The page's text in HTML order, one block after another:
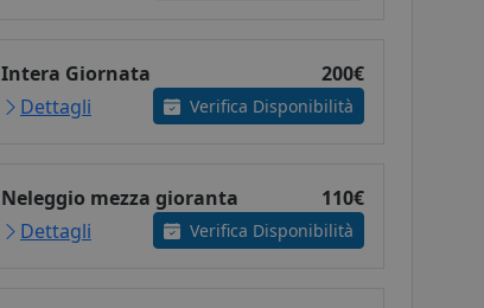
Intera Giornata
200€
Dettagli
Verifica Disponibilità
Neleggio mezza gioranta
110€
Dettagli
Verifica Disponibilità